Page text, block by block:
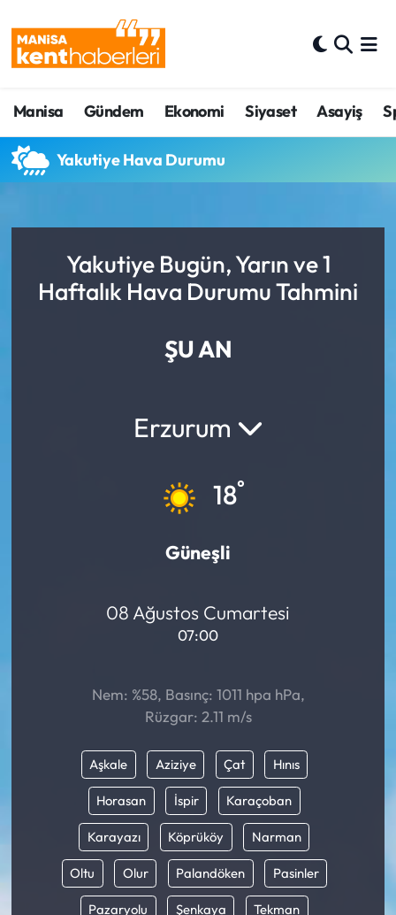
Manisa Gündem Ekonomi Siyaset Asayiş
Yakutiye Hava Durumu
Yakutiye Bugün, Yarın ve 1
Haftalık Hava Durumu Tahmini
ŞU AN
Erzurum
18°
Güneşli
08 Ağustos Cumartesi
07:00
Nem: %58, Basınç: 1011 hpa hPa,
Rüzgar: 2.11 m/s
Aşkale Aziziye Çat Hınıs
Horasan İspir Karaçoban
Karayazı Köprüköy Narman
Oltu Olur Palandöken Pasinler
Pazaryolu Şenkaya Tekman
Ahmetli Hava Durumu
Ahmetli Trafik Yoğunluk Haritası
Süper Lig Puan Durumu ve Fikstür
Haber Arşivi